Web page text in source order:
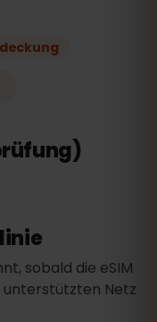
sobald die eSIM
unterstützten Netz